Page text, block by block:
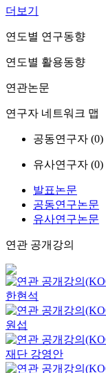
더보기
연도별 연구동향
연도별 활용동향
연관논문
연구자 네트워크 맵
공동연구자 (0)
유사연구자 (0)
발표논문
공동연구논문
유사연구논문
연관 공개강의
한현석
원섭
재단 강영안